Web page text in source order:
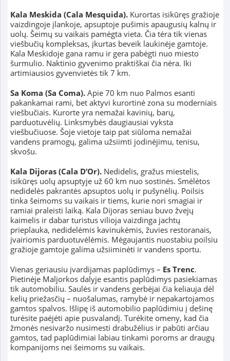
Kala Meskida (Cala Mesquida). Kurortas isikūręs gražioje
vaizdingoje įlankoje, apsuptoje pušimis apaugusių kalnų ir
uolų. Šeimų su vaikais pamėgta vieta. Čia tėra tik vienas
viešbučių kompleksas, įkurtas beveik laukinėje gamtoje.
Kala Meskidoje gana ramu ir gera pabėgti nuo miesto
šurmulio. Naktinio gyvenimo praktiškai čia nėra. Iki
artimiausios gyvenvietės tik 7 km.
Sa Koma (Sa Coma). Apie 70 km nuo Palmos esanti
pakankamai rami, bet aktyvi kurortinė zona su moderniais
viešbučiais. Kurorte yra nemažai kavinių, barų,
parduotuvėlių. Linksmybės daugiausiai vyksta
viešbučiuose. Šoje vietoje taip pat siūloma nemažai
vandens pramogų, galima užsiimti jodinėjimu, tenisu,
skvošu.
Kala Dijoras (Cala D’Or).Nedidelis, gražus miestelis,
isikūręs uolų apsuptyje už 60 km nuo sostinės. Smėlėtos
nedidelės pakrantės apsuptos uolų ir pušynėlių. Poilsis
tinka šeimoms su vaikais ir tiems, kurie nori smagiai ir
ramiai praleisti laiką. Kala Dijoras seniau buvo žvejų
kaimelis ir dabar turistus vilioja vaizdinga jachtų
prieplauka, nedidelėmis kavinukėmis, žuvies restoranais,
įvairiomis parduotuvėlėmis. Mėgaujantis nuostabiu poilsiu
gražioje gamtoje galima užsiiminėti ir vandens sportu.
Vienas geriausiu įvardijamas paplūdimys – Es Trenc.
Pietinėje Maljorkos dalyje esantis paplūdimys pasiekiamas
tik automobiliu. Saulės ir vandens gerbėjai čia keliauja dėl
kelių priežasčių – nuošalumas, ramybė ir nepakartojamos
gamtos spalvos. Išlipę iš automobilio paplūdimiu į dešinę
turėsite paėjėti apie pusvalandį. Turėkite omeny, kad čia
žmonės nesivaržo nusimesti drabužėlius ir pabūti arčiau
gamtos, tad paplūdimiai labiau tinkami poroms ar draugų
kompanijoms nei šeimoms su vaikais.